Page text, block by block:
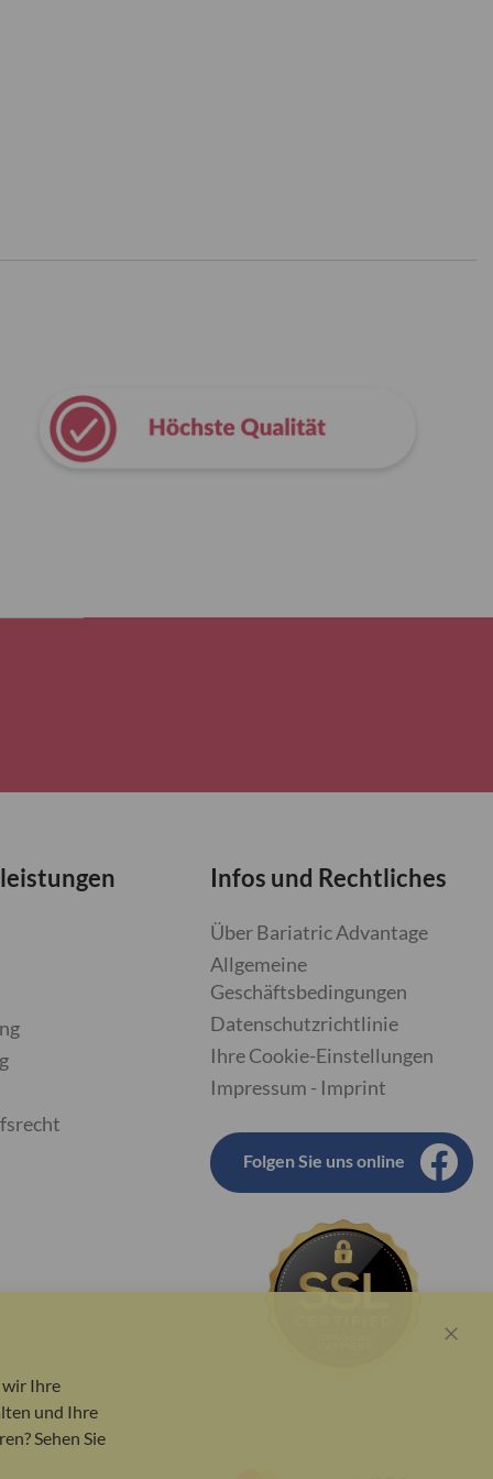
Infos und Rechtliches
Über Bariatric Advantage
Allgemeine
Geschäftsbedingungen
Datenschutzrichtlinie
Ihre Cookie-Einstellungen
Impressum - Imprint
Folgen Sie uns online
wir Ihre
und Ihre
Sehen Sie